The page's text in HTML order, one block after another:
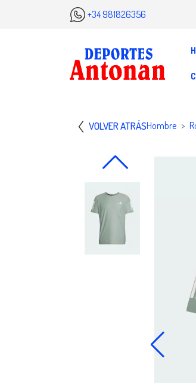
+34 981826356
VOLVER ATRÁSHombre